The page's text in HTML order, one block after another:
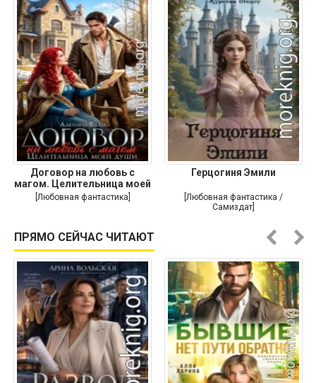
Договор на любовь с
магом. Целительница моей
души
[Любовная фантастика]
Герцогиня Эмили
[Любовная фантастика /
Самиздат]
ПРЯМО СЕЙЧАС ЧИТАЮТ